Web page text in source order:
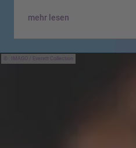
mehr lesen
IMAGO / Everett Collection